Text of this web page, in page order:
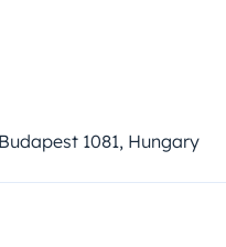
1081, Hungary